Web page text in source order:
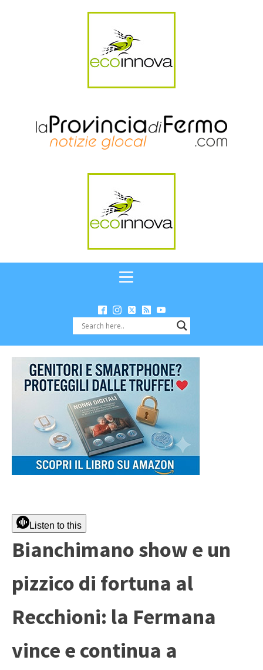
Listen to this
Bianchimano show e un
pizzico di fortuna al
Recchioni: la Fermana
vince e continua a